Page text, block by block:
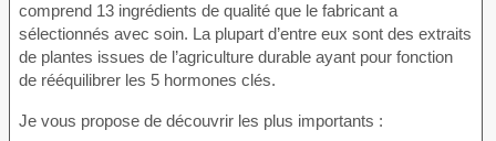
comprend 13 ingrédients de qualité que le fabricant a
sélectionnés avec soin. La plupart d’entre eux sont des extraits
de plantes issues de l’agriculture durable ayant pour fonction
de rééquilibrer les 5 hormones clés.
Je vous propose de découvrir les plus importants :